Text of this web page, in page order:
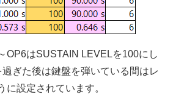
OP6はSUSTAIN LEVELを100にし
ぎた後は鍵盤を弾いている間はレ
に設定されています。